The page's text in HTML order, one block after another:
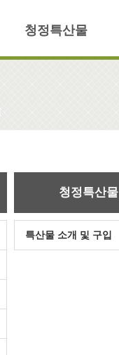
청정특산물
청정특산물
특산물 소개 및 구입